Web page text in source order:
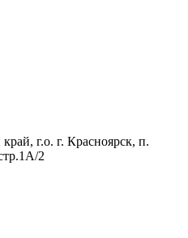
г.о. г. Красноярск, п.
2